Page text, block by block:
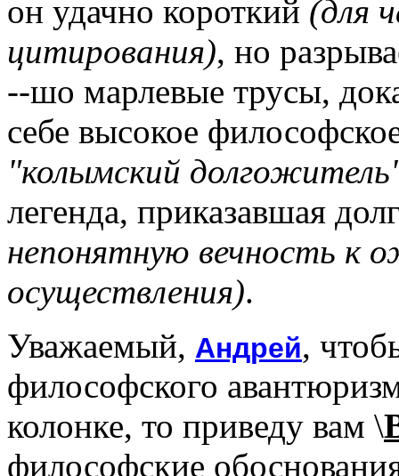
он удачно короткий (для
цитирования), но
--шо марлевые трусы,
себе высокое
"колымский
легенда, приказавшая
непонятную вечность к
осуществления).
Уважаемый, Андрей,
философского
колонке, то приведу вам \
философские